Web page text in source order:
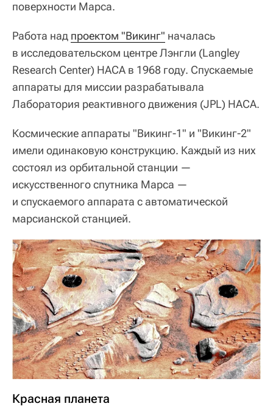
поверхности Марса.
Работа над проектом "Викинг" началась
в исследовательском центре Лэнгли (Langley
Research Center) НАСА в 1968 году. Спускаемые
аппараты для миссии разрабатывала
Лаборатория реактивного движения (JPL) НАСА.
Космические аппараты "Викинг-1" и "Викинг-2"
имели одинаковую конструкцию. Каждый из них
состоял из орбитальной станции —
искусственного спутника Марса —
и спускаемого аппарата с автоматической
марсианской станцией.
Красная планета